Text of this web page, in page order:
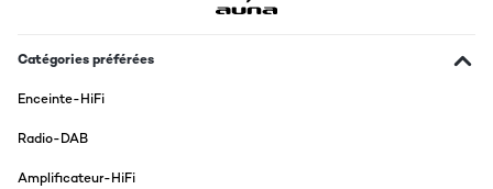
Catégories préférées
Enceinte-HiFi
Radio-DAB
Amplificateur-HiFi